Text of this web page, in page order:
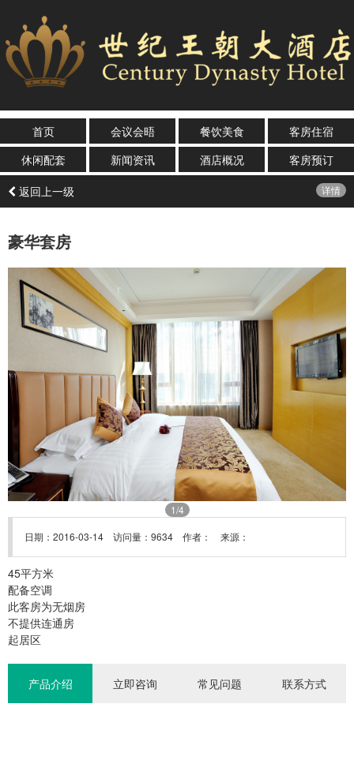
首页 会议会晤 餐饮美食
客房住宿
休闲配套
新闻资讯 酒店概况 客房预订
详情
返回上一级
豪华套房
1/4
日期：2016-03-14 访问量：9634 作者： 来源：
45平方米
配备空调
此客房为无烟房
不提供连通房
起居区
产品介绍 立即咨询 常见问题 联系方式